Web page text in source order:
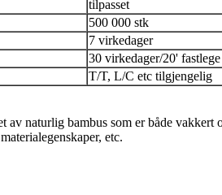
tilpasset
500 000 stk
7 virkedager
30 virkedager/20' fastlege
T/T, L/C etc tilgjengelig
av naturlig bambus som er både
etc.